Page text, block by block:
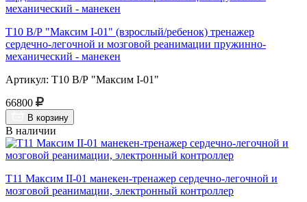
Т10 В/Р "Максим I-01" (взрослый/ребенок) тренажер
сердечно-легочной и мозговой реанимации пружинно-
механический - манекен
Артикул: Т10 В/Р "Максим I-01"
66800
В корзину
В наличии
Т11 Максим II-01 манекен-тренажер сердечно-легочной и
мозговой реанимации, электронный контроллер